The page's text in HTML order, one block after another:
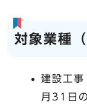
対象業種
建設工
月31日